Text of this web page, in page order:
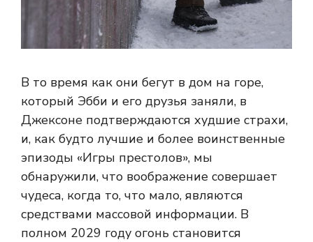
В то время как они бегут в дом на горе,
который Эбби и его друзья заняли, в
Джексоне подтверждаются худшие страхи,
и, как будто лучшие и более воинственные
эпизоды «Игры престолов», мы
обнаружили, что воображение совершает
чудеса, когда то, что мало, являются
средствами массовой информации. В
полном 2029 году огонь становится